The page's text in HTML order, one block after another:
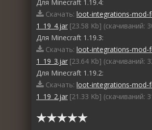
Для Minecraft 1.19.4:
Скачать: loot-integrations-mod-
1_19_4.jar [23.58 Kb] (cкачиваний:
Для Minecraft 1.19.3:
Скачать: loot-integrations-mod-
1_19_3.jar [23.64 Kb] (cкачиваний:
Для Minecraft 1.19.2:
Скачать: loot-integrations-mod-
1_19_2.jar [21.33 Kb] (cкачиваний: